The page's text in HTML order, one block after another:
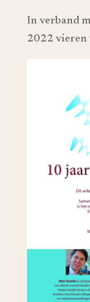
In verband
2022 vieren